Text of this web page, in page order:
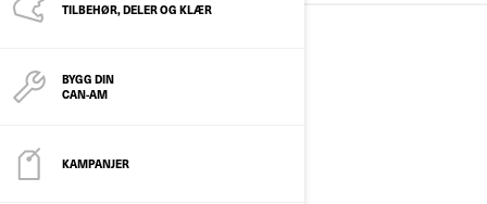
TILBEHØR, DELER OG KLÆR
BYGG DIN
CAN-AM
KAMPANJER
Se detaljer